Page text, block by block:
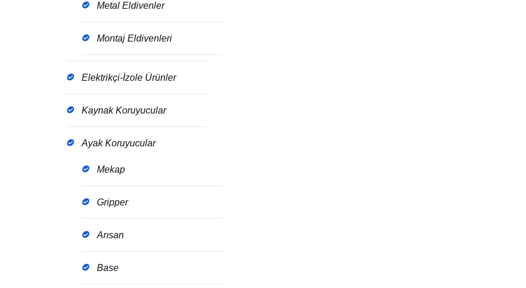
Metal Eldivenler
Montaj Eldivenleri
Elektrikçi-İzole Ürünler
Kaynak Koruyucular
Ayak Koruyucular
Mekap
Gripper
Arısan
Base